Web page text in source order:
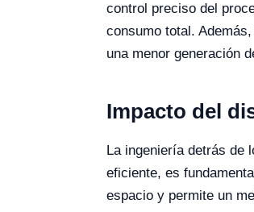
control preciso del
consumo total.
una menor generación
Impacto del
La ingeniería detrás de
eficiente, es
espacio y permite un